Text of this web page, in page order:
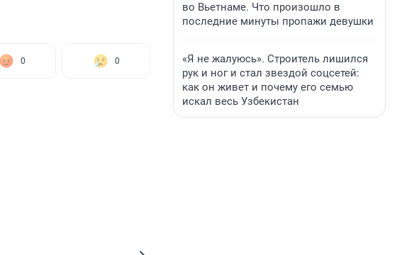
0 0
во Вьетнаме. Что произошло в
последние минуты пропажи девушки
«Я не жалуюсь». Строитель лишился
рук и ног и стал звездой соцсетей:
как он живет и почему его семью
искал весь Узбекистан